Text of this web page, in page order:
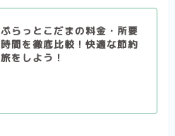
ぷらっとこだまの料金・所要
時間を徹底比較！快適な節約
旅をしよう！